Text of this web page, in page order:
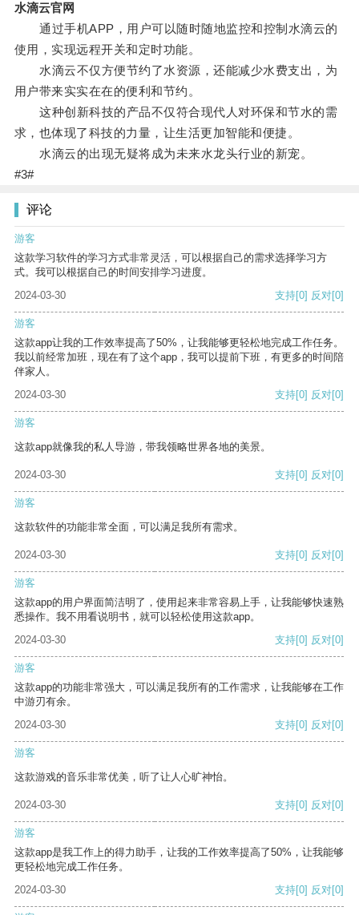
水滴云官网
通过手机APP，用户可以随时随地监控和控制水滴云的
使用，实现远程开关和定时功能。
水滴云不仅方便节约了水资源，还能减少水费支出，为
用户带来实实在在的便利和节约。
这种创新科技的产品不仅符合现代人对环保和节水的需
求，也体现了科技的力量，让生活更加智能和便捷。
水滴云的出现无疑将成为未来水龙头行业的新宠。
#3#
评论
游客
这款学习软件的学习方式非常灵活，可以根据自己的需求选择学习方
式。我可以根据自己的时间安排学习进度。
2024-03-30
支持[0] 反对[0]
游客
这款app让我的工作效率提高了50%，让我能够更轻松地完成工作任务。
我以前经常加班，现在有了这个app，我可以提前下班，有更多的时间陪
伴家人。
2024-03-30
支持[0] 反对[0]
游客
这款app就像我的私人导游，带我领略世界各地的美景。
2024-03-30 支持[0] 反对[0]
游客
这款软件的功能非常全面，可以满足我所有需求。
2024-03-30 支持[0] 反对[0]
游客
这款app的用户界面简洁明了，使用起来非常容易上手，让我能够快速熟
悉操作。我不用看说明书，就可以轻松使用这款app。
2024-03-30
支持[0] 反对[0]
游客
这款app的功能非常强大，可以满足我所有的工作需求，让我能够在工作
中游刃有余。
2024-03-30
支持[0] 反对[0]
游客
这款游戏的音乐非常优美，听了让人心旷神怡。
2024-03-30 支持[0] 反对[0]
游客
这款app是我工作上的得力助手，让我的工作效率提高了50%，让我能够
更轻松地完成工作任务。
2024-03-30
支持[0] 反对[0]